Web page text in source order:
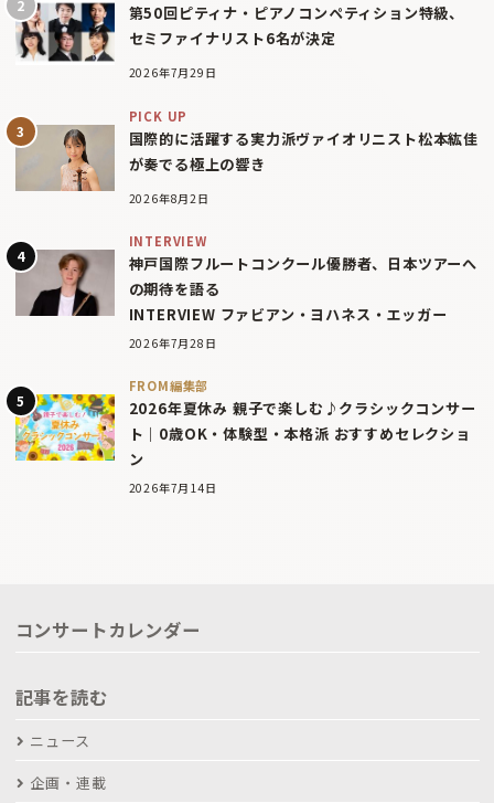
第50回ピティナ・ピアノコンペティション特級、
セミファイナリスト6名が決定
2026年7月29日
PICK UP
国際的に活躍する実力派ヴァイオリニスト松本紘佳
が奏でる極上の響き
2026年8月2日
INTERVIEW
神戸国際フルートコンクール優勝者、日本ツアーへ
の期待を語る
INTERVIEW ファビアン・ヨハネス・エッガー
2026年7月28日
FROM編集部
2026年夏休み 親子で楽しむ♪クラシックコンサー
ト｜0歳OK・体験型・本格派 おすすめセレクショ
ン
2026年7月14日
コンサートカレンダー
記事を読む
ニュース
企画・連載